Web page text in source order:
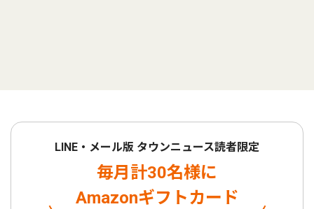
LINE・メール版 タウンニュース読者限定
毎月計30名様に
Amazonギフトカード